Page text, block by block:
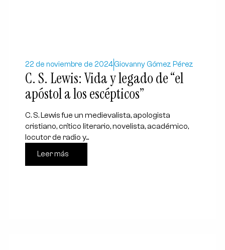
22 de noviembre de 2024Giovanny Gómez Pérez
C. S. Lewis: Vida y legado de “el
apóstol a los escépticos”
C. S. Lewis fue un medievalista, apologista
cristiano, crítico literario, novelista, académico,
locutor de radio y...
Leer más